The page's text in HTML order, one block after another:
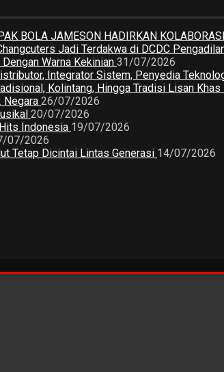
BOLA JAMESON HADIRKAN
Jadi Terdakwa di DCDC
Warna Kekinian 31/07/2026
Integrator Sistem, Penyedia
Kolintang, Hingga Tradisi Lisan Khas
Negara 26/07/2026
20/07/2026
Indonesia 19/07/2026
07/2026
Tetap Dicintai Lintas Generasi 14/07/2026